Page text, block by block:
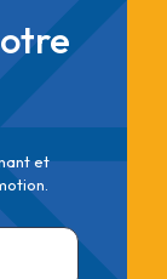
et